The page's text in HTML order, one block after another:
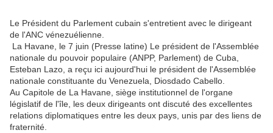
Le Président du Parlement cubain s'entretient avec le dirigeant
de l'ANC vénezuélienne.
La Havane, le 7 juin (Presse latine) Le président de l'Assemblée
nationale du pouvoir populaire (ANPP, Parlement) de Cuba,
Esteban Lazo, a reçu ici aujourd'hui le président de l'Assemblée
nationale constituante du Venezuela, Diosdado Cabello.
Au Capitole de La Havane, siège institutionnel de l'organe
législatif de l'île, les deux dirigeants ont discuté des excellentes
relations diplomatiques entre les deux pays, unis par des liens de
fraternité.